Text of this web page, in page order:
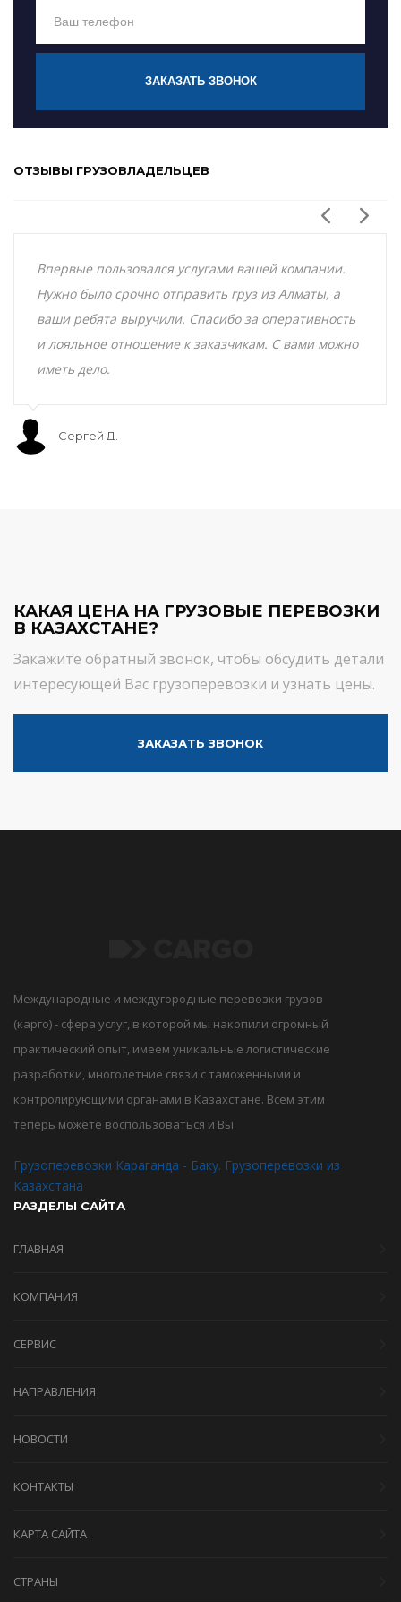
ЗАКАЗАТЬ ЗВОНОК
ОТЗЫВЫ ГРУЗОВЛАДЕЛЬЦЕВ
Впервые пользовался услугами вашей компании.
Нужно было срочно отправить груз из Алматы, а
ваши ребята выручили. Спасибо за оперативность
и лояльное отношение к заказчикам. С вами можно
иметь дело.
Сергей Д.
КАКАЯ ЦЕНА НА ГРУЗОВЫЕ ПЕРЕВОЗКИ
В КАЗАХСТАНЕ?
Закажите обратный звонок, чтобы обсудить детали
интересующей Вас грузоперевозки и узнать цены.
ЗАКАЗАТЬ ЗВОНОК
Международные и междугородные перевозки грузов
(карго) - сфера услуг, в которой мы накопили огромный
практический опыт, имеем уникальные логистические
разработки, многолетние связи с таможенными и
контролирующими органами в Казахстане. Всем этим
теперь можете воспользоваться и Вы.
Грузоперевозки Караганда - Баку. Грузоперевозки из
Казахстана
РАЗДЕЛЫ САЙТА
ГЛАВНАЯ
КОМПАНИЯ
СЕРВИС
НАПРАВЛЕНИЯ
НОВОСТИ
КОНТАКТЫ
КАРТА САЙТА
СТРАНЫ